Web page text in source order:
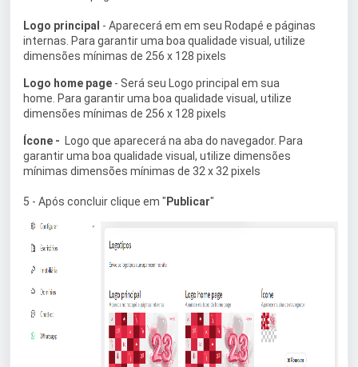
Logo principal - Aparecerá em em seu Rodapé e páginas
internas. Para garantir uma boa qualidade visual, utilize
dimensões mínimas de 256 x 128 pixels
Logo home page - Será seu Logo principal em sua
home. Para garantir uma boa qualidade visual, utilize
dimensões mínimas de 256 x 128 pixels
Ícone - Logo que aparecerá na aba do navegador. Para
garantir uma boa qualidade visual, utilize dimensões
mínimas dimensões mínimas de 32 x 32 pixels
5 - Após concluir clique em " Publicar"